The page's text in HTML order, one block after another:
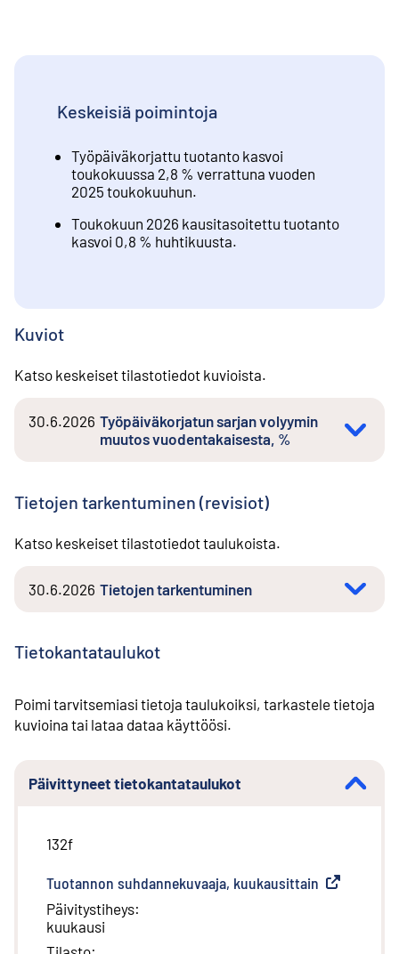
Keskeisiä poimintoja
Työpäiväkorjattu tuotanto kasvoi
toukokuussa 2,8 % verrattuna vuoden
2025 toukokuuhun.
Toukokuun 2026 kausitasoitettu tuotanto
kasvoi 0,8 % huhtikuusta.
Kuviot
Katso keskeiset tilastotiedot kuvioista.
30.6.2026 Työpäiväkorjatun sarjan volyymin
muutos vuodentakaisesta, %
Tietojen tarkentuminen (revisiot)
Katso keskeiset tilastotiedot taulukoista.
30.6.2026 Tietojen tarkentuminen
Tietokantataulukot
Poimi tarvitsemiasi tietoja taulukoiksi, tarkastele tietoja
kuvioina tai lataa dataa käyttöösi.
Päivittyneet tietokantataulukot
132f
Tuotannon suhdannekuvaaja, kuukausittain Ulkoinen
Päivitystiheys:
kuukausi